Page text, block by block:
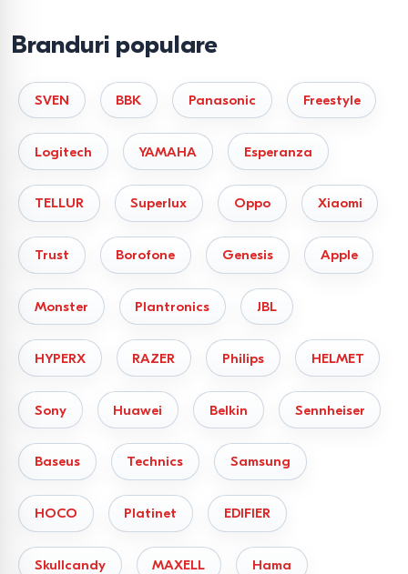
Branduri populare
SVEN BBK Panasonic Freestyle
Logitech YAMAHA Esperanza
TELLUR Superlux Oppo Xiaomi
Trust Borofone Genesis Apple
Monster Plantronics JBL
HYPERX RAZER Philips HELMET
Sony Huawei Belkin Sennheiser
Baseus Technics Samsung
HOCO Platinet EDIFIER
Skullcandy MAXELL Hama